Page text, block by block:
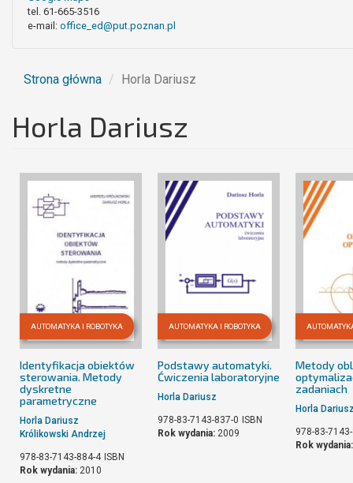
tel. 61-665-3516
e-mail: office_ed@put.poznan.pl
Strona główna Horla Dariusz
Horla Dariusz
AUTOMATYKA I ROBOTYKA
Identyfikacja obiektów
sterowania. Metody
dyskretne
parametryczne
Horla Dariusz
Królikowski Andrzej
978-83-7143-884-4 ISBN
Rok wydania: 2010
AUTOMATYKA I ROBOTYKA
Podstawy automatyki.
Ćwiczenia laboratoryjne
Horla Dariusz
978-83-7143-837-0 ISBN
Rok wydania: 2009
Metody
zadaniach
Horla
978-83-
Rok